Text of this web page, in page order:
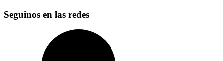
Seguinos en las redes